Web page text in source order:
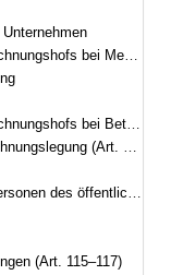
Mehrheitsbeteiligungen
bei Beteiligungen
(Art. 70–87)
Rechts (Art. 105–112)
(Art. 115–117)